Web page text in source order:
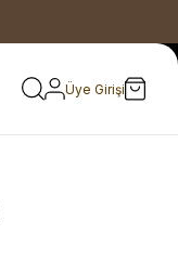
Üye Girişi